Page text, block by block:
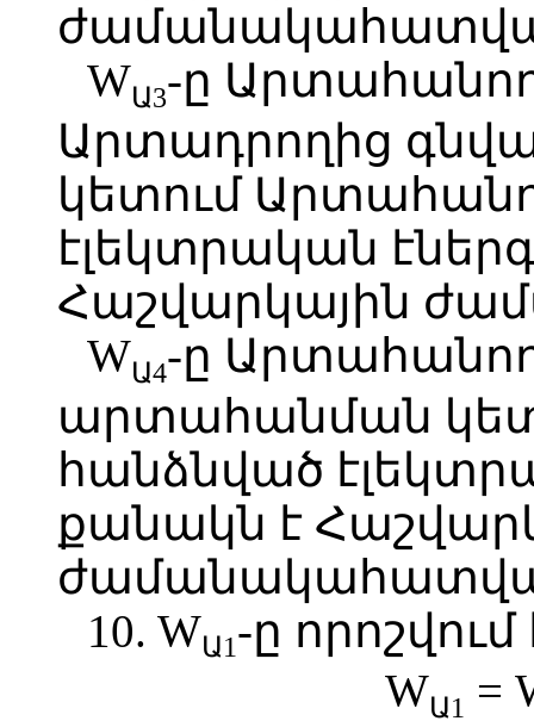
WԱ3-ը
Արտադրողից
կետում
էլեկտրական
Հաշվարկային
WԱ4-ը
արտահանման
հանձնված
քանակն է
10. WԱ1-ը
WԱ1 =